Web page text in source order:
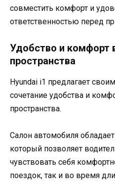
совместить комфорт и
ответственностью перед
Удобство и комфорт
пространства
Hyundai i1 предлагает
сочетание удобства и
пространства.
Салон автомобиля
который позволяет
чувствовать себя
поездок, так и во время